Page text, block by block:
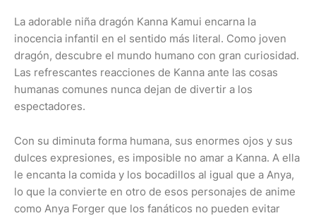
La adorable niña dragón Kanna Kamui encarna la
inocencia infantil en el sentido más literal. Como joven
dragón, descubre el mundo humano con gran curiosidad.
Las refrescantes reacciones de Kanna ante las cosas
humanas comunes nunca dejan de divertir a los
espectadores.
Con su diminuta forma humana, sus enormes ojos y sus
dulces expresiones, es imposible no amar a Kanna. A ella
le encanta la comida y los bocadillos al igual que a Anya,
lo que la convierte en otro de esos personajes de anime
como Anya Forger que los fanáticos no pueden evitar